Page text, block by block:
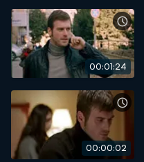
00:01:24
00:00:02